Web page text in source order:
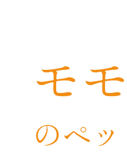
モ
のペ